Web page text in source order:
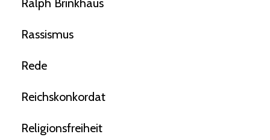
Ralph Brinkhaus
Rassismus
Rede
Reichskonkordat
Religionsfreiheit